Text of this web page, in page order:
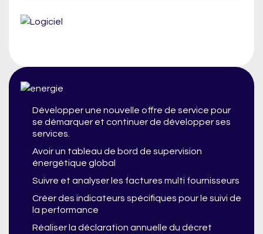
Développer une nouvelle offre de service pour
se démarquer et continuer de développer ses
services.
Avoir un tableau de bord de supervision
énergétique global
Suivre et analyser les factures multi fournisseurs
Créer des indicateurs spécifiques pour le suivi de
la performance
Réaliser la déclaration annuelle du décret